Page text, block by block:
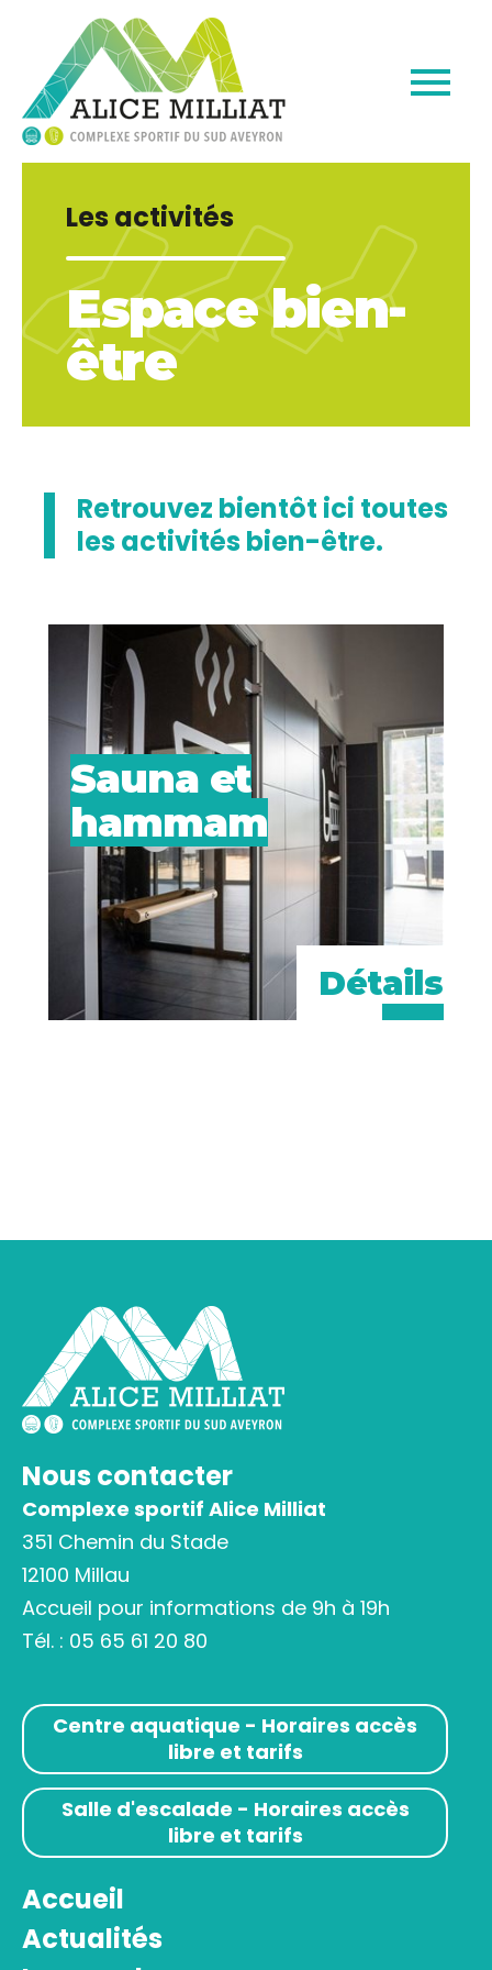
Les activités
Espace bien-
être
Retrouvez bientôt ici toutes
les activités bien-être.
Sauna et
hammam
Détails
Nous contacter
Complexe sportif Alice Milliat
351 Chemin du Stade
12100 Millau
Accueil pour informations de 9h à 19h
Tél. : 05 65 61 20 80
Centre aquatique - Horaires accès
libre et tarifs
Salle d'escalade - Horaires accès
libre et tarifs
Accueil
Actualités